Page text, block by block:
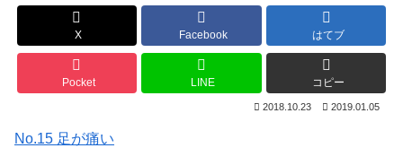
X Facebook はてブ
Pocket LINE コピー
2018.10.23 2019.01.05
No.15 足が痛い